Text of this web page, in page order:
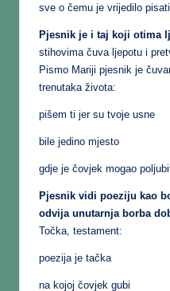
sve o čemu je vrijedilo pisati.
Pjesnik je i taj koji otima
stihovima čuva ljepotu i
Pismo Mariji pjesnik je
trenutaka života:
pišem ti jer su tvoje usne
bile jedino mjesto
gdje je čovjek mogao
Pjesnik vidi poeziju kao
odvija unutarnja borba
Točka, testament:
poezija je tačka
na kojoj čovjek gubi